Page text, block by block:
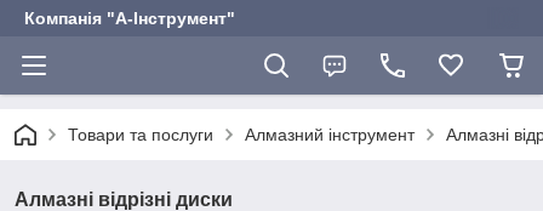
Компанія "А-Інструмент"
Товари та послуги Алмазний інструмент Алмазні
Алмазні відрізні диски